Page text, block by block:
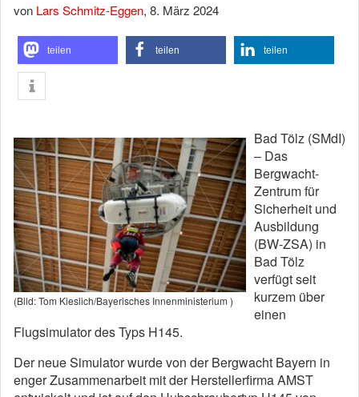
von Lars Schmitz-Eggen, 8. März 2024
teilen teilen teilen
(Bild: Tom Kieslich/Bayerisches Innenministerium )
Bad Tölz (SMdI)
– Das
Bergwacht-
Zentrum für
Sicherheit und
Ausbildung
(BW-ZSA) in
Bad Tölz
verfügt seit
kurzem über
einen
Flugsimulator des Typs H145.
Der neue Simulator wurde von der Bergwacht Bayern in
enger Zusammenarbeit mit der Herstellerfirma AMST